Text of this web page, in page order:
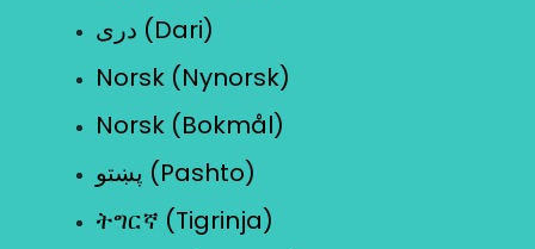
دری (Dari)
Norsk (Nynorsk)
Norsk (Bokmål)
پښتو (Pashto)
ትግርኛ (Tigrinja)